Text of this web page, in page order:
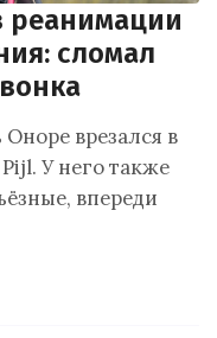
реанимации
сломал
врезался в
У него также
впереди